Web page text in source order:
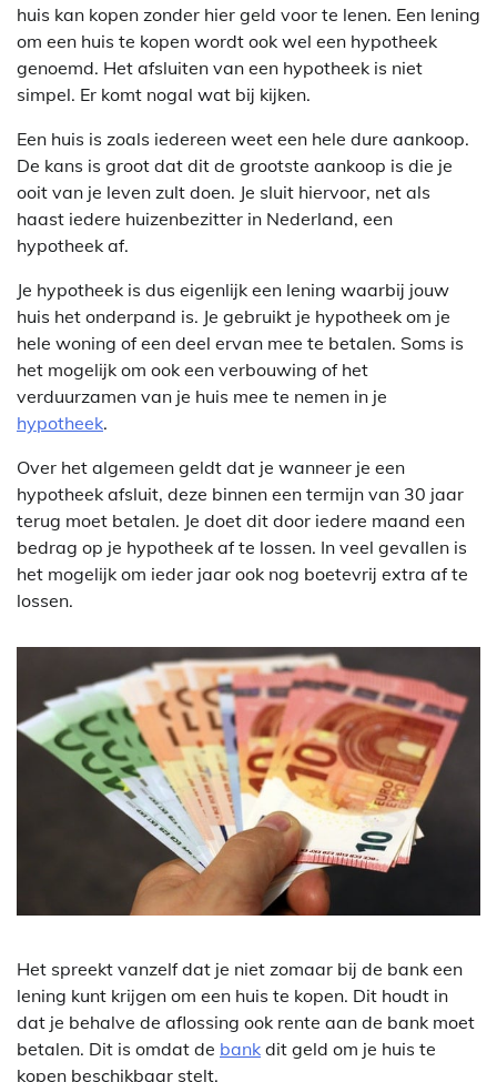
huis kan kopen zonder hier geld voor te lenen. Een lening
om een huis te kopen wordt ook wel een hypotheek
genoemd. Het afsluiten van een hypotheek is niet
simpel. Er komt nogal wat bij kijken.
Een huis is zoals iedereen weet een hele dure aankoop.
De kans is groot dat dit de grootste aankoop is die je
ooit van je leven zult doen. Je sluit hiervoor, net als
haast iedere huizenbezitter in Nederland, een
hypotheek af.
Je hypotheek is dus eigenlijk een lening waarbij jouw
huis het onderpand is. Je gebruikt je hypotheek om je
hele woning of een deel ervan mee te betalen. Soms is
het mogelijk om ook een verbouwing of het
verduurzamen van je huis mee te nemen in je
hypotheek.
Over het algemeen geldt dat je wanneer je een
hypotheek afsluit, deze binnen een termijn van 30 jaar
terug moet betalen. Je doet dit door iedere maand een
bedrag op je hypotheek af te lossen. In veel gevallen is
het mogelijk om ieder jaar ook nog boetevrij extra af te
lossen.
Het spreekt vanzelf dat je niet zomaar bij de bank een
lening kunt krijgen om een huis te kopen. Dit houdt in
dat je behalve de aflossing ook rente aan de bank moet
betalen. Dit is omdat de bank dit geld om je huis te
kopen beschikbaar stelt.